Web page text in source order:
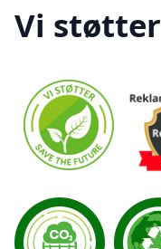
Vi støtter